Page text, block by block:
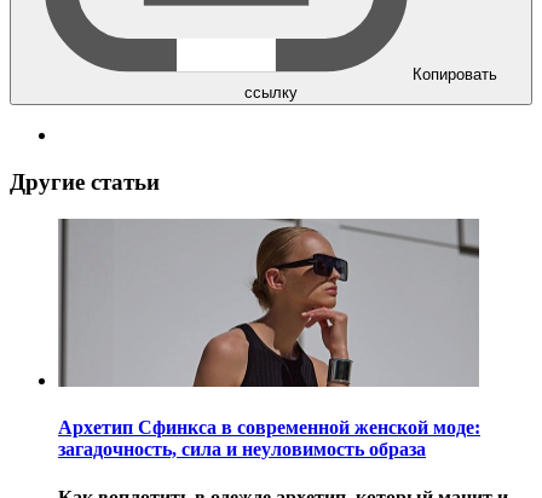
Копировать
ссылку
Другие статьи
Архетип Сфинкса в современной женской моде:
загадочность, сила и неуловимость образа